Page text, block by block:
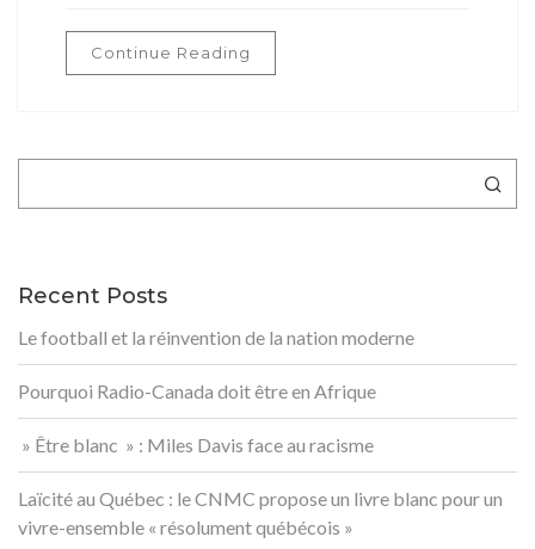
Continue Reading
Recent Posts
Le football et la réinvention de la nation moderne
Pourquoi Radio-Canada doit être en Afrique
» Être blanc » : Miles Davis face au racisme
Laïcité au Québec : le CNMC propose un livre blanc pour un
vivre-ensemble « résolument québécois »